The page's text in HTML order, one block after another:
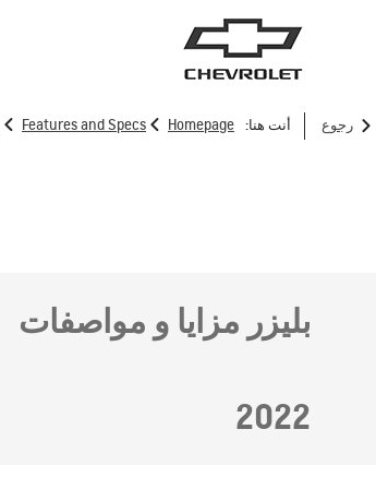
رجوع أنت هنا: Homepage
>
Features and Specs
>
بليزر مزايا و مواصفات
2022